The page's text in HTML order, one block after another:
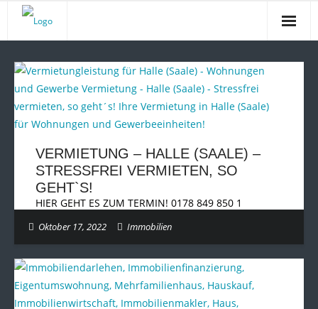
Unsere schöne Stadt
Inside Makler
Immobilienrente
DER BLOG
Kontakt
VERMIETUNG – HALLE (SAALE) –
STRESSFREI VERMIETEN, SO
GEHT`S!
HIER GEHT ES ZUM TERMIN! 0178 849 850 1
Oktober 17, 2022 Immobilien